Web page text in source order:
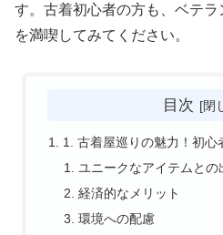
す。古着初心者の方も、ベテ
を満喫してみてください。
目次
1. 古着屋巡りの魅力！初心
ユニークなアイテムとの
経済的なメリット
環境への配慮